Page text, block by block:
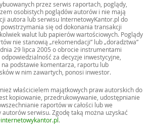
przez serwis raportach, poglądy,
osobistych poglądów autorów i nie mają
autora lub serwisu InternetowyKantor.pl do
się od dokonania transakcji
walut lub papierów wartościowych. Poglądy
nie stanowią „rekomendacji” lub „doradztwa”
29 lipca 2005 o obrocie instrumentami
odpowiedzialność za decyzje inwestycyjne,
podstawie komentarza, raportu lub
w nim zawartych, ponosi inwestor.
właścicielem majątkowych praw autorskich do
kopiowanie, przedrukowywanie, udostępnianie
raportów w całości lub we
serwisu. Zgodę taką można uzyskać
.